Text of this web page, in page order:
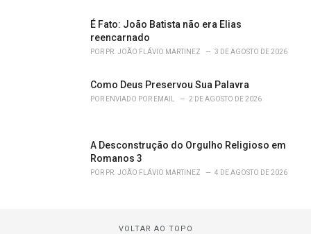
É Fato: João Batista não era Elias
reencarnado
POR PR. JOÃO FLÁVIO MARTINEZ 3 DE AGOSTO DE 2026
Como Deus Preservou Sua Palavra
POR ENVIADO POR EMAIL 2 DE AGOSTO DE 2026
A Desconstrução do Orgulho Religioso em
Romanos 3
POR PR. JOÃO FLÁVIO MARTINEZ 4 DE AGOSTO DE 2026
VOLTAR AO TOPO